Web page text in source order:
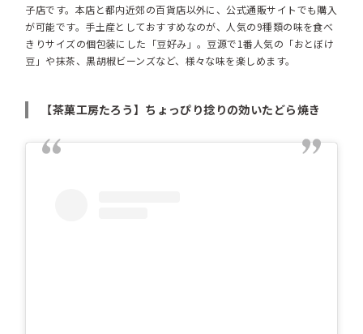
子店です。本店と都内近郊の百貨店以外に、公式通販サイトでも購入
が可能です。手土産としておすすめなのが、人気の9種類の味を食べ
きりサイズの個包装にした「豆好み」。豆源で1番人気の「おとぼけ
豆」や抹茶、黒胡椒ビーンズなど、様々な味を楽しめます。
【茶菓工房たろう】ちょっぴり捻りの効いたどら焼き